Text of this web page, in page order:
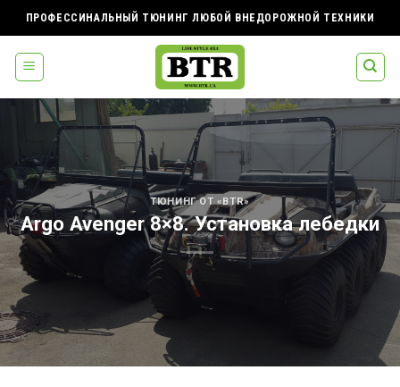
to
content
ПРОФЕССИНАЛЬНЫЙ ТЮНИНГ ЛЮБОЙ ВНЕДОРОЖНОЙ ТЕХНИКИ
ТЮНИНГ ОТ «BTR»
Argo Avenger 8×8. Установка лебедки